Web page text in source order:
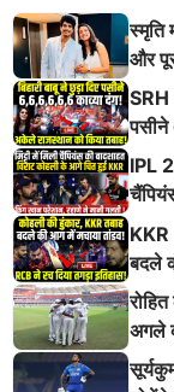
स्मृति
और
SRH
किया
IPL
ऐसी
KKR
बदले
अगले
श्मन